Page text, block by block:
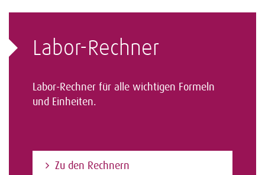
Labor-Rechner
Labor-Rechner für alle wichtigen Formeln
und Einheiten.
Zu den Rechnern